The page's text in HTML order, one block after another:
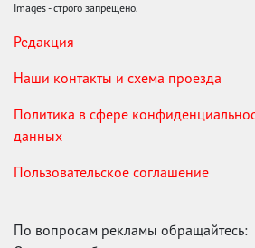
Images - строго запрещено.
Редакция
Наши контакты и схема проезда
Политика в сфере
данных
Пользовательское соглашение
По вопросам рекламы обращайтесь: